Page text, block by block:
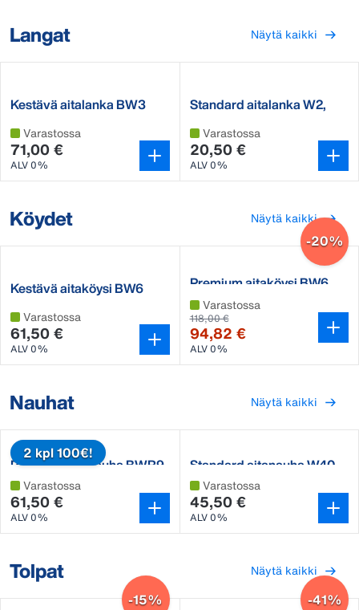
Langat Näytä kaikki
Kestävä aitalanka BW3
Varastossa
71,00 €
ALV 0%
Standard aitalanka W2,
Varastossa
20,50 €
ALV 0%
Köydet Näytä kaikki
Kestävä aitaköysi BW6
Varastossa
61,50 €
ALV 0%
-20%
Premium aitaköysi BW6
Varastossa
118,00 €
94,82 €
ALV 0%
Nauhat Näytä kaikki
2 kpl 100€!
Premium aitanauha BWR9
Varastossa
61,50 €
ALV 0%
Standard aitanauha W40
Varastossa
45,50 €
ALV 0%
Tolpat Näytä kaikki
-15% -41%